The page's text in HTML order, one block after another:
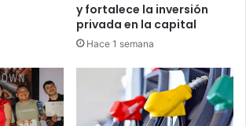
y fortalece la inversión
privada en la capital
Hace 1 semana